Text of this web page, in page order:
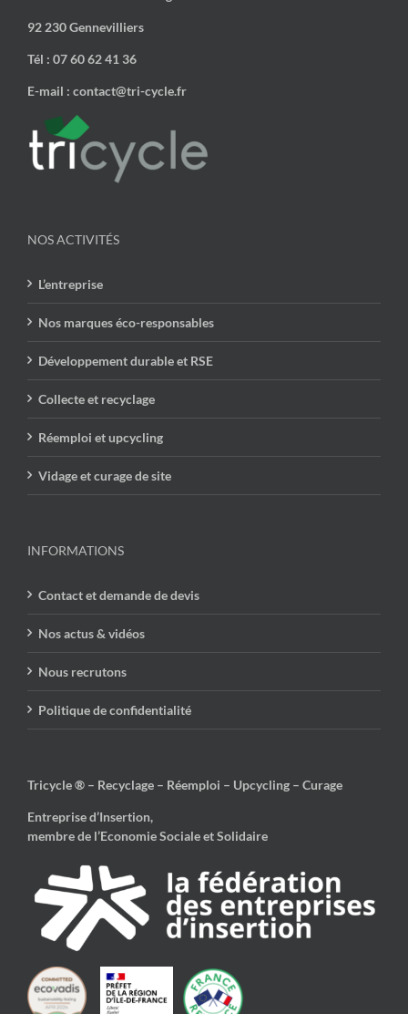
92 230 Gennevilliers
Tél : 07 60 62 41 36
E-mail : contact@tri-cycle.fr
NOS ACTIVITÉS
L’entreprise
Nos marques éco-responsables
Développement durable et RSE
Collecte et recyclage
Réemploi et upcycling
Vidage et curage de site
INFORMATIONS
Contact et demande de devis
Nos actus & vidéos
Nous recrutons
Politique de confidentialité
Tricycle ® – Recyclage – Réemploi – Upcycling – Curage
Entreprise d’Insertion,
membre de l’Economie Sociale et Solidaire